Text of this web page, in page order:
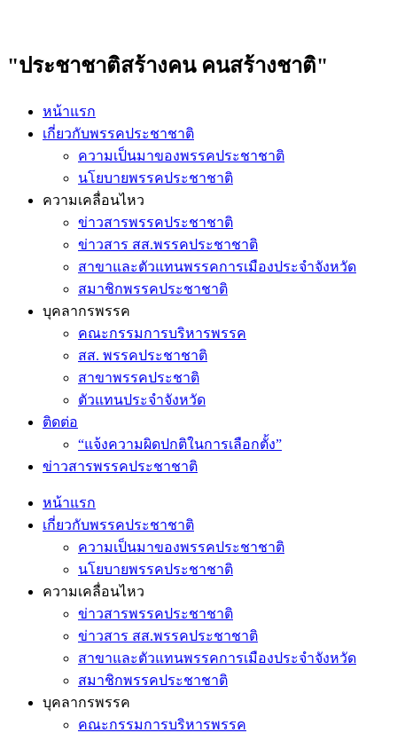
"ประชาชาติสร้างคน คนสร้างชาติ"
หน้าแรก
เกี่ยวกับพรรคประชาชาติ
ความเป็นมาของพรรคประชาชาติ
นโยบายพรรคประชาชาติ
ความเคลื่อนไหว
ข่าวสารพรรคประชาชาติ
ข่าวสาร สส.พรรคประชาชาติ
สาขาและตัวแทนพรรคการเมืองประจำจังหวัด
สมาชิกพรรคประชาชาติ
บุคลากรพรรค
คณะกรรมการบริหารพรรค
สส. พรรคประชาชาติ
สาขาพรรคประชาติ
ตัวแทนประจำจังหวัด
ติดต่อ
“แจ้งความผิดปกติในการเลือกตั้ง”
ข่าวสารพรรคประชาชาติ
หน้าแรก
เกี่ยวกับพรรคประชาชาติ
ความเป็นมาของพรรคประชาชาติ
นโยบายพรรคประชาชาติ
ความเคลื่อนไหว
ข่าวสารพรรคประชาชาติ
ข่าวสาร สส.พรรคประชาชาติ
สาขาและตัวแทนพรรคการเมืองประจำจังหวัด
สมาชิกพรรคประชาชาติ
บุคลากรพรรค
คณะกรรมการบริหารพรรค